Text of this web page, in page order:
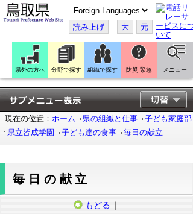
こ
の
ペ
ー
ジ
翻
訳
す
る
読み上げ 大 元
県外の方へ 分野で探す 組織で探す 防災 緊急 メニュー
現在の位置： ホーム 県の組織と仕事
子ども家庭部
県立皆成学園
子ども達の食事 毎日の献立
毎日の献立
もどる ｜